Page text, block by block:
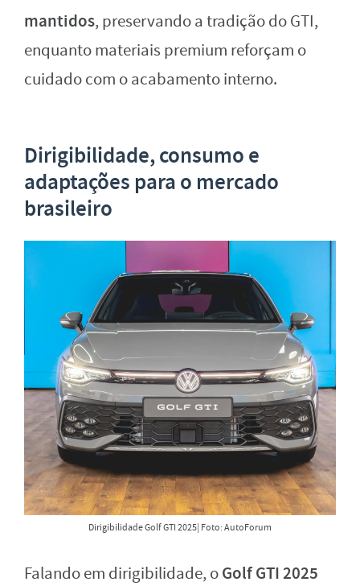
mantidos, preservando a tradição do GTI,
enquanto materiais premium reforçam o
cuidado com o acabamento interno.
Dirigibilidade, consumo e
adaptações para o mercado
brasileiro
Dirigibilidade Golf GTI 2025| Foto: AutoForum
Falando em dirigibilidade, oGolf GTI 2025